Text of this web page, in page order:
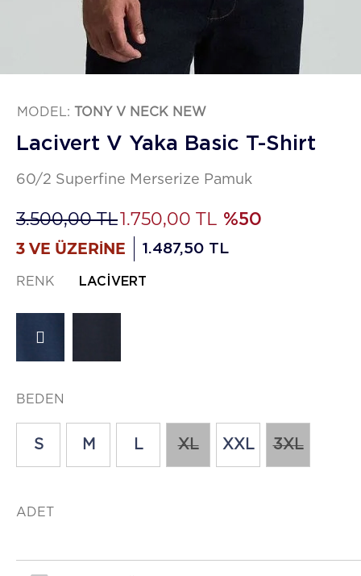
MODEL: TONY V NECK NEW
Lacivert V Yaka Basic T-Shirt
60/2 Superfine Merserize Pamuk
3.500,00 TL1.750,00 TL %50
3 VE ÜZERİNE 1.487,50 TL
RENK LACIVERT
BEDEN
S M L XL XXL 3XL
ADET